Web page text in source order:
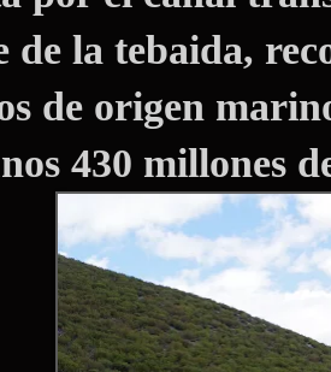
de la tebaida,
de origen
430 millones